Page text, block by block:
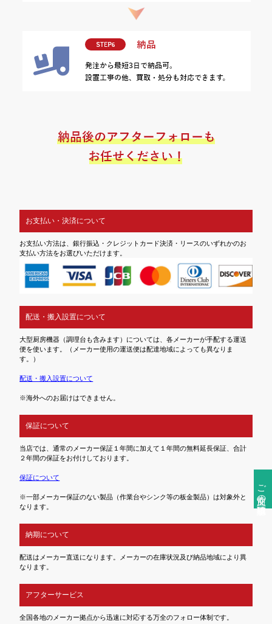
ご注文前の確認事項
お支払い・決済について
お支払い方法は、銀行振込・クレジットカード決済・リースのいずれかのお
支払い方法をお選びいただけます。
配送・搬入設置について
大型厨房機器（調理台も含みます）については、各メーカーが手配する運送
便を使います。（メーカー使用の運送便は配達地域によっても異なりま
す。）
配送・搬入設置について
※海外へのお届けはできません。
保証について
当店では、通常のメーカー保証１年間に加えて１年間の無料延長保証、合計
２年間の保証をお付けしております。
保証について
※一部メーカー保証のない製品（作業台やシンク等の板金製品）は対象外と
なります。
納期について
配送はメーカー直送になります。メーカーの在庫状況及び納品地域により異
なります。
アフターサービス
全国各地のメーカー拠点から迅速に対応する万全のフォロー体制です。